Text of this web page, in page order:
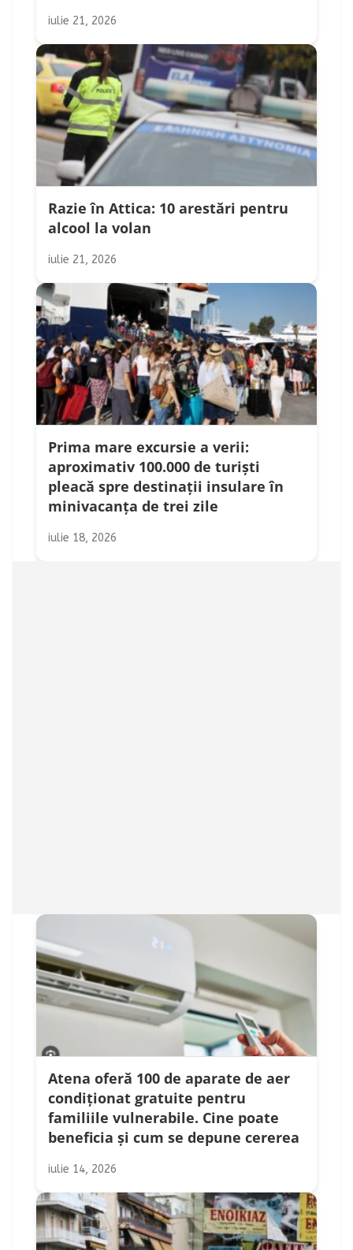
iulie 21, 2026
Razie în Attica: 10 arestări pentru
alcool la volan
iulie 21, 2026
Prima mare excursie a verii:
aproximativ 100.000 de turiști
pleacă spre destinații insulare în
minivacanța de trei zile
iulie 18, 2026
Atena oferă 100 de aparate de aer
condiționat gratuite pentru
familiile vulnerabile. Cine poate
beneficia și cum se depune cererea
iulie 14, 2026